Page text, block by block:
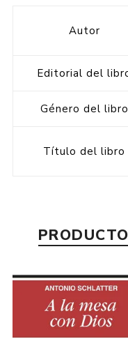
Autor
Editorial del
Género del libro
Título del libro